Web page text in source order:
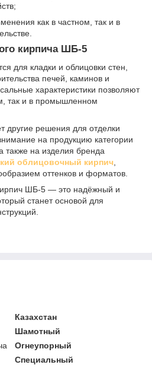
как в частном, так и в
кирпича ШБ-5
для кладки и облицовки стен,
печей, каминов и
характеристики позволяют
так и в промышленном
другие решения для отделки
на продукцию категории
а также на изделия бренда
облицовочный кирпич
оттенков и форматов.
ШБ-5 — это надёжный и
станет основой для
Казахстан
Шамотный
Огнеупорный
Специальный